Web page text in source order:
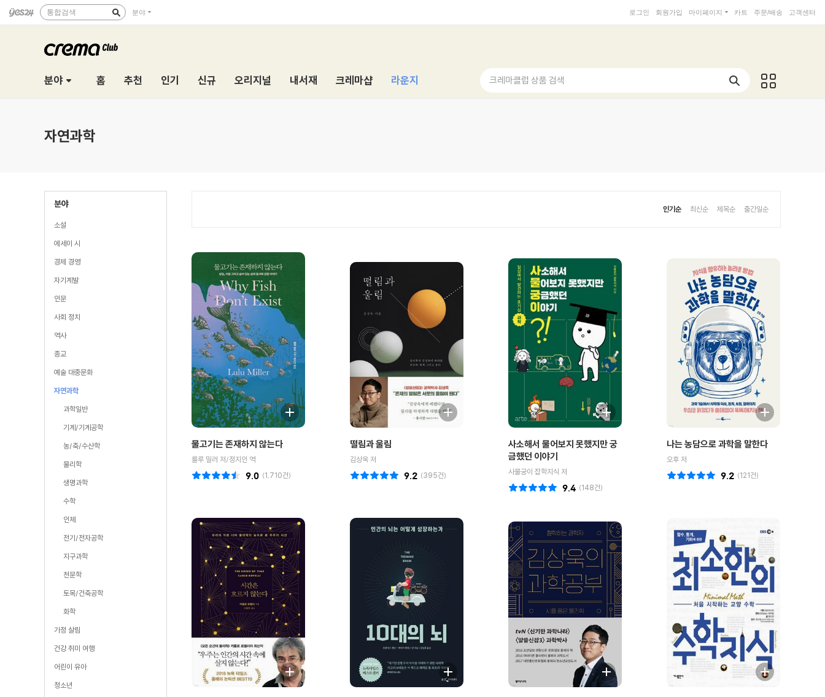
통합검색 분야 로그인 회원가입 마이페이지 카트 주문/배송 고객센터
분야 홈 추천 인기 신규 오리지널 내서재 크레마샵 라운지 크레마클럽 상품 검색
자연과학
분야
소설
에세이 시
경제 경영
자기계발
인문
사회 정치
역사
종교
예술 대중문화
자연과학
과학일반
기계/기계공학
농/축/수산학
물리학
생명과학
수학
인체
전기/전자공학
지구과학
천문학
토목/건축공학
화학
가정 살림
건강 취미 여행
어린이 유아
청소년
인기순 최신순 제목순 출간일순
물고기는 존재하지 않는다
룰루 밀러 저/정지인 역
(1,710건)
9.0
떨림과 울림
김상욱 저
(395건)
9.2
사소해서 물어보지 못했지만 궁
금했던 이야기
사물궁이 잡학지식 저
(148건)
9.4
나는 농담으로 과학을 말한다
오후 저
(121건)
9.2